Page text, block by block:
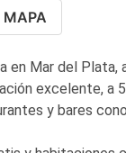
MAPA
en Mar del
y bares